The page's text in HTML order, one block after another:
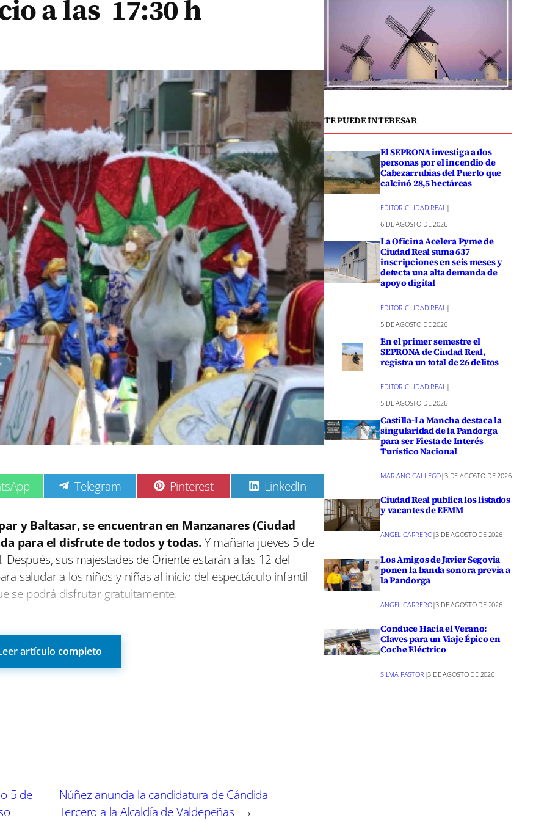
a las 17:30 h
C
o
p
a
r
t
r
e
n
Telegram C
o
p
a
r
t
i
r
e
n
Pinterest C
o
p
a
r
t
i
r
LinkedIn
y Baltasar, se encuentran en Manzanares (Ciudad
para el disfrute de todos y todas.Y mañana jueves 5 de
sus majestades de Oriente estarán a las 12 del
saludar a los niños y niñas al inicio del espectáculo infantil
se podrá disfrutar gratuitamente.
visitarán las residencias de
donde comenzará la tradicional cabalgata. Este año también
aún con la obligación de llevar mascarillas, comenzó a las
artículo completo
5 de
Núñez anuncia la candidatura de Cándida
Tercero a la Alcaldía de Valdepeñas →
TE PUEDE INTERESAR
El SEPRONA investiga a dos
personas por el incendio de
Cabezarrubias del Puerto que
calcinó 28,5 hectáreas
EDITOR CIUDAD REAL|
6 DE AGOSTO DE 2026
La Oficina Acelera Pyme de
Ciudad Real suma 637
inscripciones en seis meses y
detecta una alta demanda de
apoyo digital
EDITOR CIUDAD REAL |
5 DE AGOSTO DE 2026
En el primer semestre el
SEPRONA de Ciudad Real,
registra un total de 26 delitos
EDITOR CIUDAD REAL |
5 DE AGOSTO DE 2026
Castilla-La Mancha destaca la
singularidad de la Pandorga
para ser Fiesta de Interés
Turístico Nacional
MARIANO GALLEGO|3 DE AGOSTO DE 2026
Ciudad Real publica los listados
y vacantes de EEMM
ANGEL CARRERO|3 DE AGOSTO DE 2026
Los Amigos de Javier Segovia
ponen la banda sonora previa a
la Pandorga
ANGEL CARRERO|3 DE AGOSTO DE 2026
Conduce Hacia el Verano:
Claves para un Viaje Épico en
Coche Eléctrico
SILVIA PASTOR |3 DE AGOSTO DE 2026